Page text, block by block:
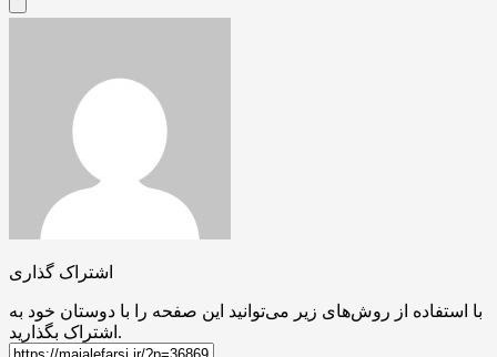
اشتراک گذاری
با استفاده از روش‌های زیر می‌توانید این صفحه را با دوستان خود به
اشتراک بگذارید.